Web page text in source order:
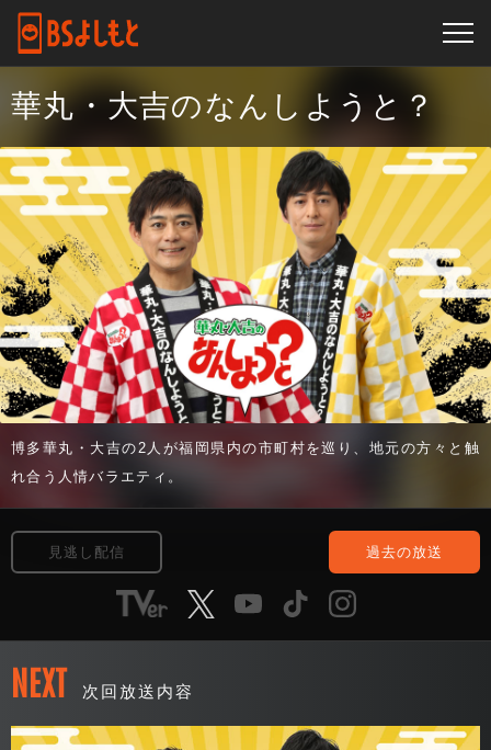
華丸・大吉のなんしようと？
博多華丸・大吉の2人が福岡県内の市町村を巡り、地元の方々と触
れ合う人情バラエティ。
見逃し配信 過去の放送
NEXT 次回放送内容